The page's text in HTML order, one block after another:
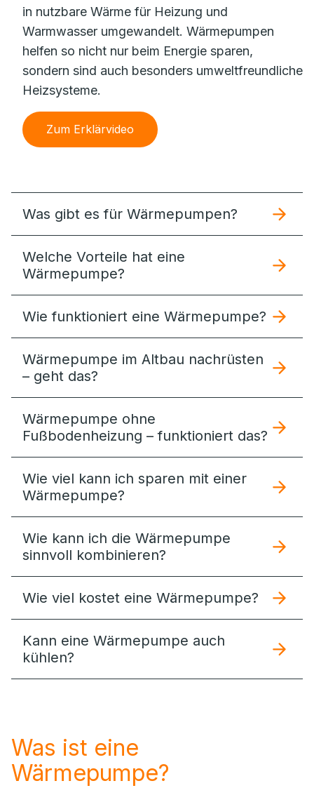
in nutzbare Wärme für Heizung und
Warmwasser umgewandelt. Wärmepumpen
helfen so nicht nur beim Energie sparen,
sondern sind auch besonders umweltfreundliche
Heizsysteme.
Zum Erklärvideo
Was gibt es für Wärmepumpen?
Welche Vorteile hat eine
Wärmepumpe?
Wie funktioniert eine Wärmepumpe?
Wärmepumpe im Altbau nachrüsten
– geht das?
Wärmepumpe ohne
Fußbodenheizung – funktioniert das?
Wie viel kann ich sparen mit einer
Wärmepumpe?
Wie kann ich die Wärmepumpe
sinnvoll kombinieren?
Wie viel kostet eine Wärmepumpe?
Kann eine Wärmepumpe auch
kühlen?
Was ist eine
Wärmepumpe?